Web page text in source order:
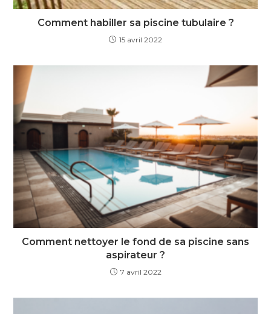
Comment habiller sa piscine tubulaire ?
15 avril 2022
Comment nettoyer le fond de sa piscine sans
aspirateur ?
7 avril 2022